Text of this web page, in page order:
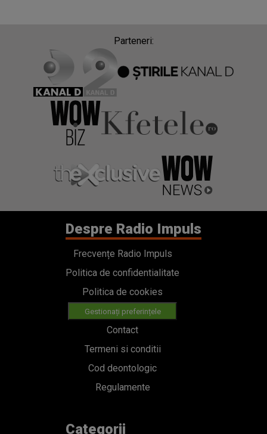
Despre Radio Impuls
Frecvențe Radio Impuls
Politica de confidentialitate
Politica de cookies
Contact
Termeni si conditii
Cod deontologic
Regulamente
Categorii
Stiri
Emisiuni
Echipa
Concursuri